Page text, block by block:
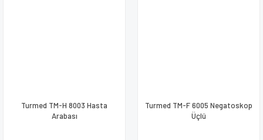
Turmed TM-H 8003 Hasta
Arabası
Turmed TM-F 6005 Negatoskop
Üçlü